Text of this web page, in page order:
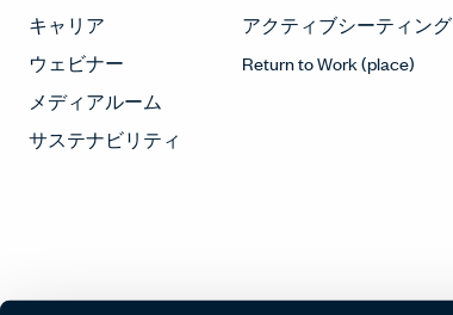
キャリア
ウェビナー
メディアルーム
サステナビリティ
アクティブシーティング
Return to Work (place)